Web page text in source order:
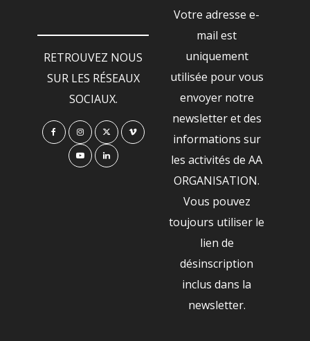
RETROUVEZ NOUS
SUR LES RÉSEAUX
SOCIAUX.
Votre adresse e-
mail est
uniquement
utilisée pour vous
envoyer notre
newsletter et des
informations sur
les activités de AA
ORGANISATION.
Vous pouvez
toujours utiliser le
lien de
désinscription
inclus dans la
newsletter.